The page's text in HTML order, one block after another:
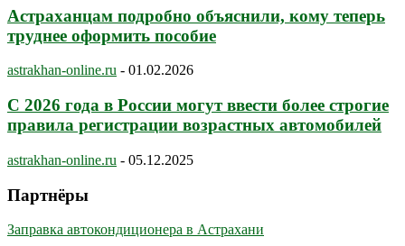
Астраханцам подробно объяснили, кому теперь
труднее оформить пособие
astrakhan-online.ru - 01.02.2026
С 2026 года в России могут ввести более строгие
правила регистрации возрастных автомобилей
astrakhan-online.ru - 05.12.2025
Партнёры
Заправка автокондиционера в Астрахани